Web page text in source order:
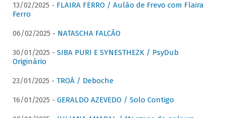
13/02/2025 - FLAIRA FERRO / Aulão de Frevo com Flaira
Ferro
06/02/2025 - NATASCHA FALCÃO
30/01/2025 - SIBA PURI E SYNESTHEZK / PsyDub
Originário
23/01/2025 - TROÁ / Deboche
16/01/2025 - GERALDO AZEVEDO / Solo Contigo